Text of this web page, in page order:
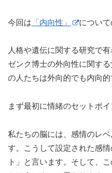
今回は 「内向性」 について
人格や遺伝に関する研究で
ゼンク博士の外向性に関す
の人たちは外向的でも内向的
まず最初に情緒のセットポ
私たちの脳には、感情のレ
す。こうして設定された感
ト」と言います。そして、